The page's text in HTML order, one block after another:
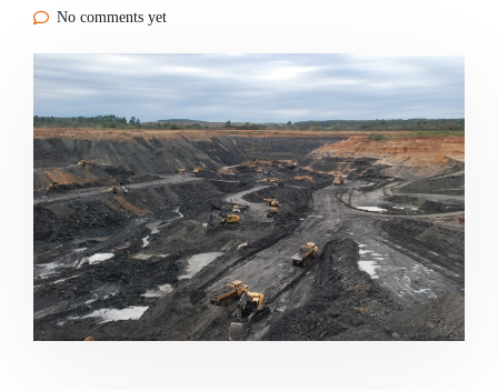
No comments yet